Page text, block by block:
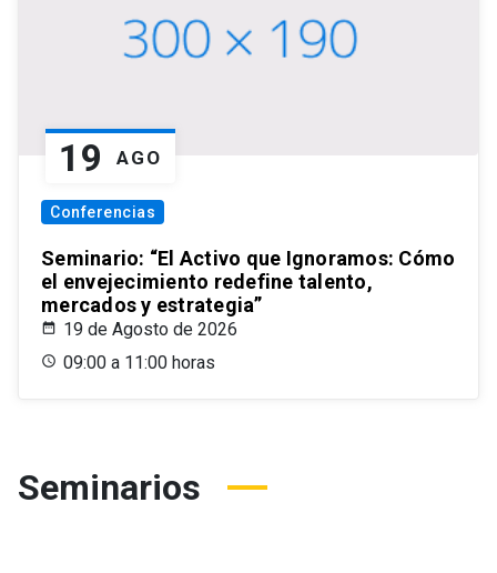
19 AGO
Conferencias
Seminario: “El Activo que Ignoramos: Cómo
el envejecimiento redefine talento,
mercados y estrategia”
19 de Agosto de 2026
09:00 a 11:00 horas
Seminarios